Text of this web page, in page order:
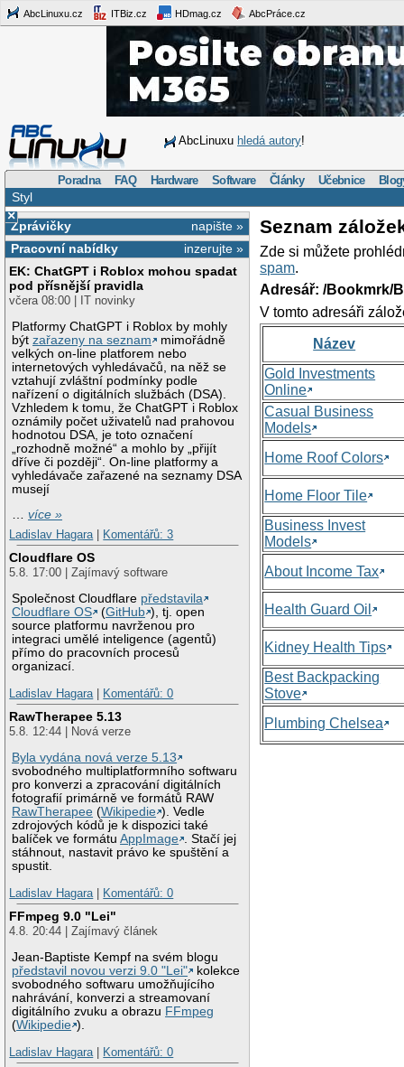
AbcLinuxu.cz ITBiz.cz HDmag.cz AbcPráce.cz
AbcLinuxu hledá autory!
Poradna FAQ Hardware Software Články Učebnice
Styl
×
napište »
Zprávičky
inzerujte »
Pracovní nabídky
EK: ChatGPT i Roblox mohou spadat
pod přísnější pravidla
včera 08:00 | IT novinky
Platformy ChatGPT i Roblox by mohly
býtzařazeny na seznam
mimořádně
velkých on-line platforem nebo
internetových vyhledávačů, na něž se
vztahují zvláštní podmínky podle
nařízení o digitálních službách (DSA).
Vzhledem k tomu, že ChatGPT i Roblox
oznámily počet uživatelů nad prahovou
hodnotou DSA, je toto označení
„rozhodně možné“ a mohlo by „přijít
dříve či později“. On-line platformy a
vyhledávače zařazené na seznamy DSA
musejí
…více »
Ladislav Hagara
Komentářů: 3
Cloudflare OS
5.8. 17:00 | Zajímavý software
Společnost Cloudflare představila
Cloudflare OS
(GitHub ), tj. open
source platformu navrženou pro
integraci umělé inteligence (agentů)
přímo do pracovních procesů
organizací.
Ladislav Hagara
Komentářů: 0
RawTherapee 5.13
5.8. 12:44 | Nová verze
Byla vydána nová verze 5.13
svobodného multiplatformního softwaru
pro konverzi a zpracování digitálních
fotografií primárně ve formátů RAW
RawTherapee (Wikipedie ). Vedle
zdrojových kódů je k dispozici také
balíček ve formátuAppImage . Stačí jej
stáhnout, nastavit právo ke spuštění a
spustit.
Ladislav Hagara
Komentářů: 0
FFmpeg 9.0 "Lei"
4.8. 20:44 | Zajímavý článek
Jean-Baptiste Kempf na svém blogu
představil novou verzi 9.0 "Lei"
kolekce
svobodného softwaru umožňujícího
nahrávání, konverzi a streamovaní
digitálního zvuku a obrazu FFmpeg
(Wikipedie ).
Ladislav Hagara
Komentářů: 0
Seznam
Zde si můžete
spam.
Adresář: /Bookmrk/
V tomto adresáři
Název
Gold Investments
Online
Casual Business
Models
Home Roof Colors
Home Floor Tile
Business Invest
Models
About Income Tax
Health Guard Oil
Kidney Health Tips
Best Backpacking
Stove
Plumbing Chelsea